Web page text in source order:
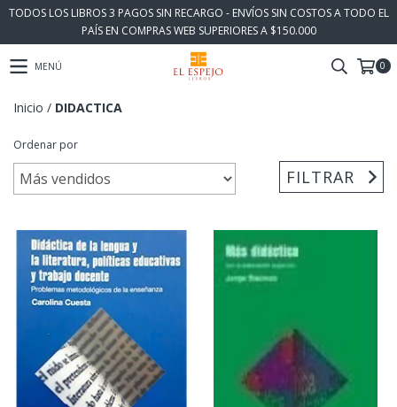
TODOS LOS LIBROS 3 PAGOS SIN RECARGO - ENVÍOS SIN COSTOS A TODO EL
PAÍS EN COMPRAS WEB SUPERIORES A $150.000
MENÚ 0
Inicio / DIDACTICA
Ordenar por
FILTRAR